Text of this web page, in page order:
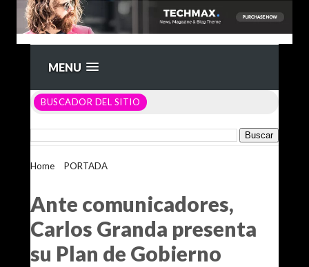
MENU
BUSCADOR DEL SITIO
Home PORTADA
Ante comunicadores,
Carlos Granda presenta
su Plan de Gobierno